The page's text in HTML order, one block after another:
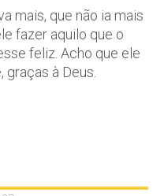
mais, que não ia mais
fazer aquilo que o
feliz. Acho que ele
à Deus.